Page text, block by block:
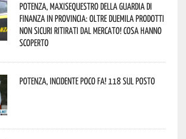
Potenza, maxisequestro della Guardia di
Finanza in provincia: oltre duemila prodotti
non sicuri ritirati dal mercato! Cosa hanno
scoperto
Potenza, incidente poco fa! 118 sul posto